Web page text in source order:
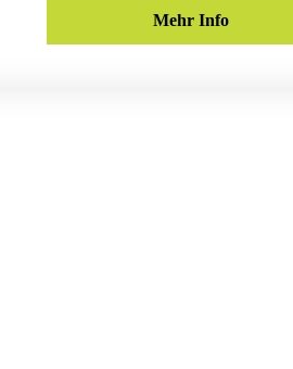
Mehr Info